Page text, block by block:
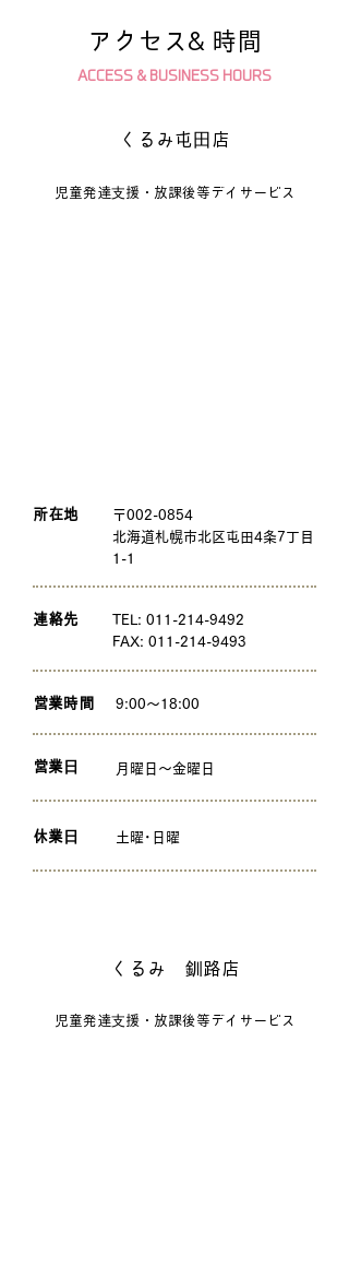
アクセス& 時間
ACCESS & BUSINESS HOURS
くるみ屯田店
児童発達支援・放課後等デイサービス
所在地
〒002-0854
北海道札幌市北区屯田4条7丁目
1-1
連絡先 TEL: 011-214-9492
FAX: 011-214-9493
営業時間 9:00〜18:00
営業日 月曜日～金曜日
休業日 ​ 土曜･日曜
くるみ 釧路店
児童発達支援・放課後等デイサービス